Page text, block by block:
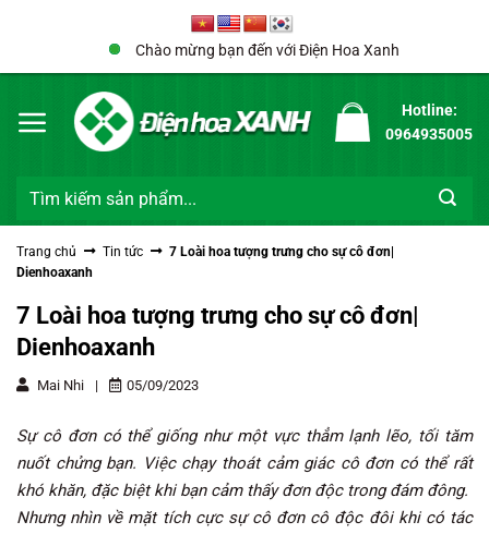
Chào mừng bạn đến với Điện Hoa Xanh
Hotline:
0964935005
Tìm
Trang chủ Tin tức
7 Loài hoa tượng trưng cho sự cô đơn|
Dienhoaxanh
7 Loài hoa tượng trưng cho sự cô đơn|
Dienhoaxanh
Mai Nhi | 05/09/2023
Sự cô đơn có thể giống như một vực thẳm lạnh lẽo, tối tăm
nuốt chửng bạn. Việc chạy thoát cảm giác cô đơn có thể rất
khó khăn, đặc biệt khi bạn cảm thấy đơn độc trong đám đông.
Nhưng nhìn về mặt tích cực sự cô đơn cô độc đôi khi có tác